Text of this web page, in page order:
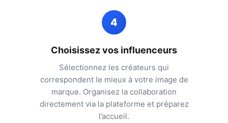
4
Choisissez vos influenceurs
Sélectionnez les créateurs qui
correspondent le mieux à votre image de
marque. Organisez la collaboration
directement via la plateforme et préparez
l’accueil.